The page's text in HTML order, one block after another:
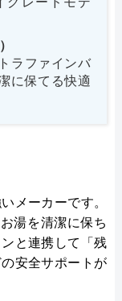
ラファインバ
に保てる快適
メーカーです。
湯を清潔に保ち
と連携して「残
安全サポートが